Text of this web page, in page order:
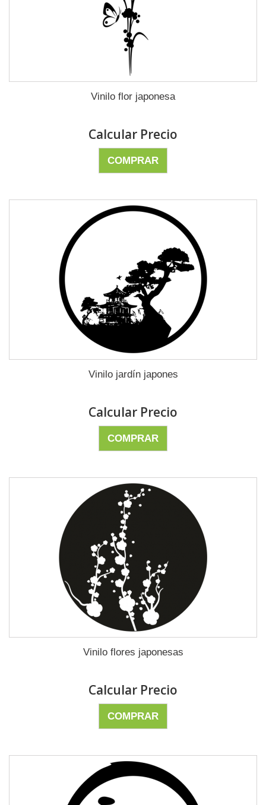
Vinilo flor japonesa
Calcular Precio
COMPRAR
Vinilo jardín japones
Calcular Precio
COMPRAR
Vinilo flores japonesas
Calcular Precio
COMPRAR